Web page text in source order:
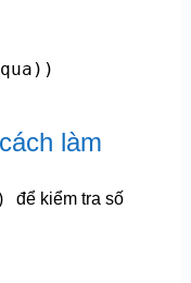
làm
để kiểm tra số